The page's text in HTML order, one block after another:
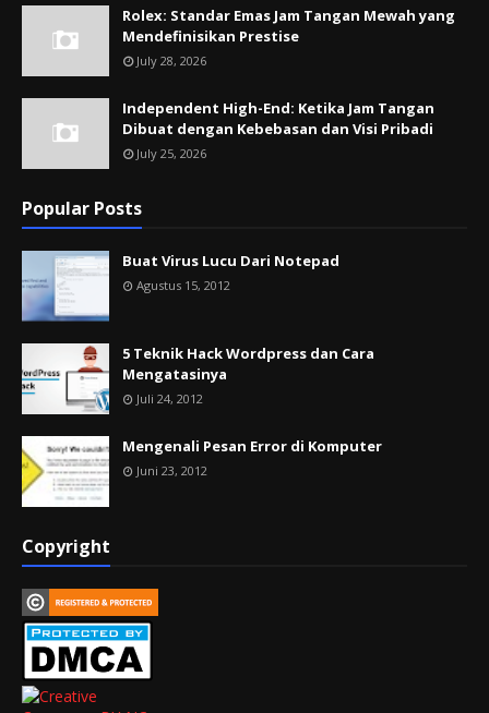
Rolex: Standar Emas Jam Tangan Mewah yang
Mendefinisikan Prestise
July 28, 2026
Independent High-End: Ketika Jam Tangan
Dibuat dengan Kebebasan dan Visi Pribadi
July 25, 2026
Popular Posts
Buat Virus Lucu Dari Notepad
Agustus 15, 2012
5 Teknik Hack Wordpress dan Cara
Mengatasinya
Juli 24, 2012
Mengenali Pesan Error di Komputer
Juni 23, 2012
Copyright